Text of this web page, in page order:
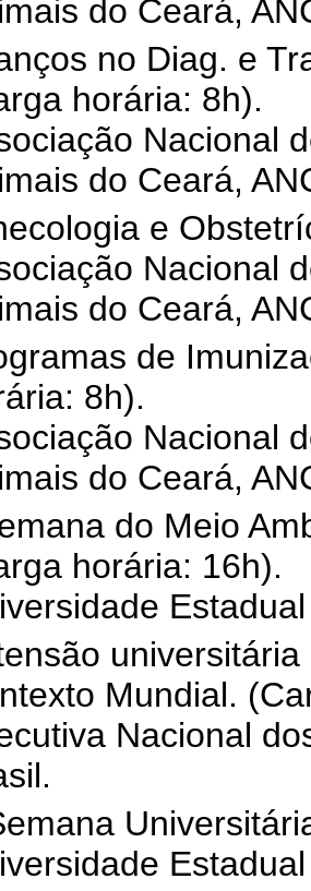
do Ceará,
no Diag. e
horária: 8h).
Nacional
do Ceará,
e
Nacional
do Ceará,
de
8h).
Nacional
do Ceará,
do Meio
horária: 16h).
Mundial.
Nacional